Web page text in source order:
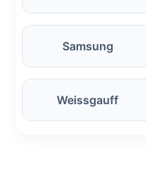
Samsung
Weissgauff